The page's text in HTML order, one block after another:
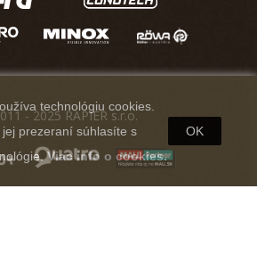
technológiu cookies.
prezeraní súhlasíte s
Viac info o cookies.
OK
- 2025 RAPIER s.r.o.